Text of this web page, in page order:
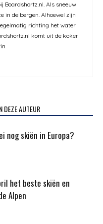
Boardshortz.nl. Als sneeuw
in de bergen. Alhoewel zijn
richting het water
komt uit de koker
DEZE AUTEUR
nog skiën in Europa?
het beste skiën en
Alpen